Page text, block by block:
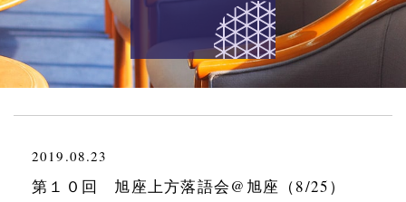
2019.08.23
第１０回 旭座上方落語会@旭座（8/25）